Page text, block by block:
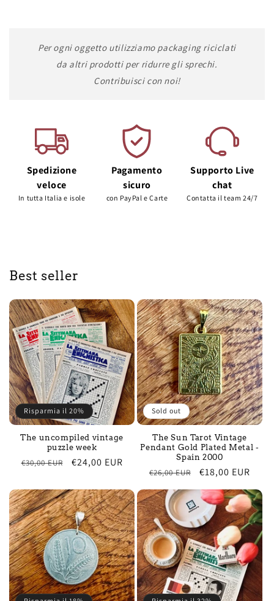
Per ogni oggetto utilizziamo packaging riciclati
da altri prodotti per ridurre gli sprechi.
Contribuisci con noi!
Spedizione
veloce
In tutta Italia e isole
Pagamento
sicuro
con PayPal e Carte
Supporto Live
chat
Contatta il team 24/7
Best seller
Risparmia il 20%
The uncompiled vintage
puzzle week
Regular
€30,00 EUR
Sale
€24,00 EUR
Sold out
The Sun Tarot Vintage
Pendant Gold Plated Metal -
Spain 2000
Regular
€26,00 EUR
Sale
€18,00 EUR